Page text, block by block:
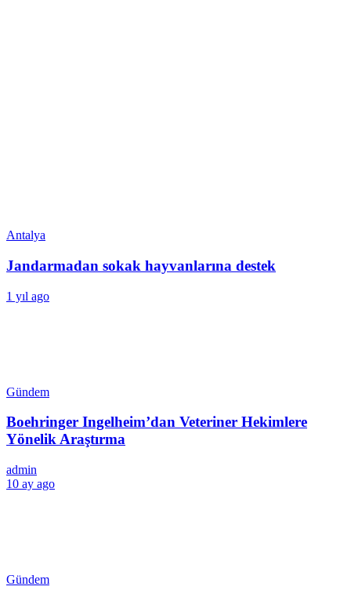
Antalya
Jandarmadan sokak hayvanlarına destek
1 yıl ago
Gündem
Boehringer Ingelheim’dan Veteriner Hekimlere
Yönelik Araştırma
admin
10 ay ago
Gündem